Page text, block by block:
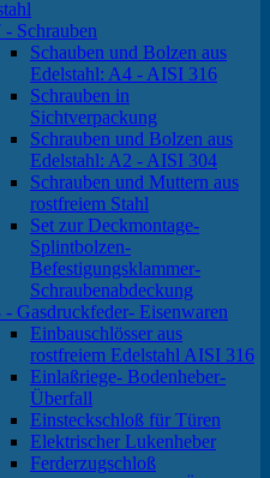
- Schrauben
Schauben und Bolzen aus
Edelstahl: A4 - AISI 316
Schrauben in
Sichtverpackung
Schrauben und Bolzen aus
Edelstahl: A2 - AISI 304
Schrauben und Muttern aus
rostfreiem Stahl
Set zur Deckmontage-
Splintbolzen-
Befestigungsklammer-
Schraubenabdeckung
- Gasdruckfeder- Eisenwaren
Einbauschlösser aus
rostfreiem Edelstahl AISI 316
Einlaßriege- Bodenheber-
Überfall
Einsteckschloß für Türen
Elektrischer Lukenheber
Ferderzugschloß